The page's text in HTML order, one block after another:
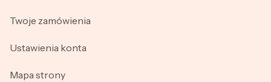
Twoje zamówienia
Ustawienia konta
Mapa strony